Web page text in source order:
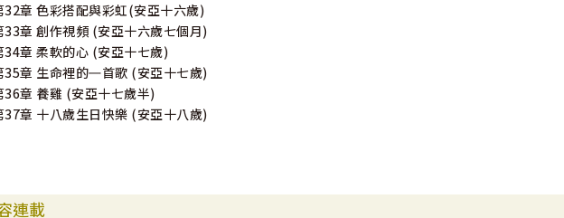
32章 色彩搭配與彩虹(安亞十六歲)
33章 創作視頻 (安亞十六歲七個月)
34章 柔軟的心 (安亞十七歲)
35章 生命裡的㇐首歌 (安亞十七歲)
36章 養雞 (安亞十七歲半)
37章 十八歲生日快樂 (安亞十八歲)
連載